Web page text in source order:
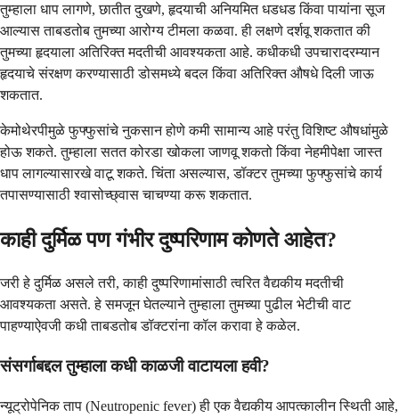
तुम्हाला धाप लागणे, छातीत दुखणे, हृदयाची अनियमित धडधड किंवा पायांना सूज
आल्यास ताबडतोब तुमच्या आरोग्य टीमला कळवा. ही लक्षणे दर्शवू शकतात की
तुमच्या हृदयाला अतिरिक्त मदतीची आवश्यकता आहे. कधीकधी उपचारादरम्यान
हृदयाचे संरक्षण करण्यासाठी डोसमध्ये बदल किंवा अतिरिक्त औषधे दिली जाऊ
शकतात.
केमोथेरपीमुळे फुफ्फुसांचे नुकसान होणे कमी सामान्य आहे परंतु विशिष्ट औषधांमुळे
होऊ शकते. तुम्हाला सतत कोरडा खोकला जाणवू शकतो किंवा नेहमीपेक्षा जास्त
धाप लागल्यासारखे वाटू शकते. चिंता असल्यास, डॉक्टर तुमच्या फुफ्फुसांचे कार्य
तपासण्यासाठी श्वासोच्छ्वास चाचण्या करू शकतात.
काही दुर्मिळ पण गंभीर दुष्परिणाम कोणते आहेत?
जरी हे दुर्मिळ असले तरी, काही दुष्परिणामांसाठी त्वरित वैद्यकीय मदतीची
आवश्यकता असते. हे समजून घेतल्याने तुम्हाला तुमच्या पुढील भेटीची वाट
पाहण्याऐवजी कधी ताबडतोब डॉक्टरांना कॉल करावा हे कळेल.
संसर्गाबद्दल तुम्हाला कधी काळजी वाटायला हवी?
न्यूट्रोपेनिक ताप (Neutropenic fever) ही एक वैद्यकीय आपत्कालीन स्थिती आहे,